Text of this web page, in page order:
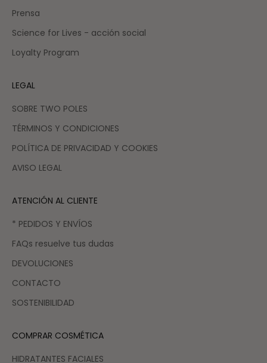
Prensa
Science for Lives - acción social
Loyalty Program
LEGAL
SOBRE TWO POLES
TÉRMINOS Y CONDICIONES
POLÍTICA DE PRIVACIDAD Y COOKIES
AVISO LEGAL
ATENCIÓN AL CLIENTE
* PEDIDOS Y ENVÍOS
FAQs resuelve tus dudas
DEVOLUCIONES
CONTACTO
SOSTENIBILIDAD
COMPRAR COSMÉTICA
HIDRATANTES FACIALES